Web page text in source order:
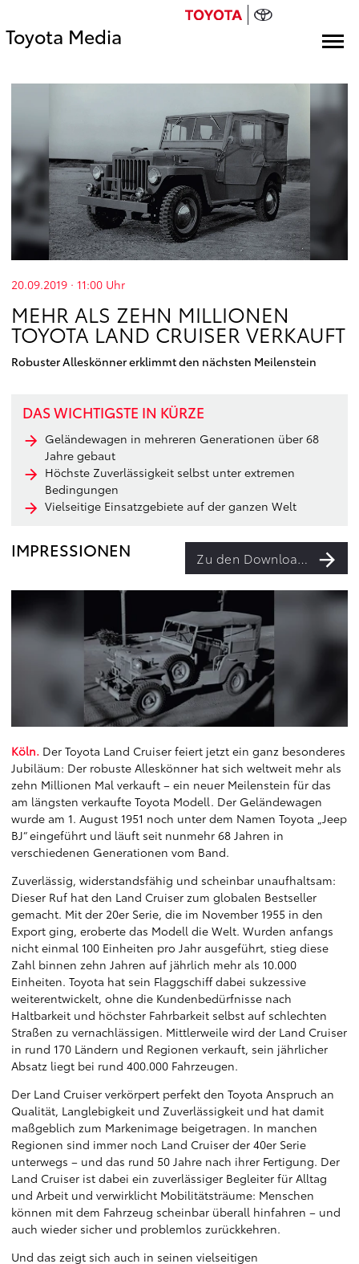
Toyota Media
20.09.2019 · 11:00 Uhr
MEHR ALS ZEHN MILLIONEN
TOYOTA LAND CRUISER VERKAUFT
Robuster Alleskönner erklimmt den nächsten Meilenstein
DAS WICHTIGSTE IN KÜRZE
Geländewagen in mehreren Generationen über 68
Jahre gebaut
Höchste Zuverlässigkeit selbst unter extremen
Bedingungen
Vielseitige Einsatzgebiete auf der ganzen Welt
IMPRESSIONEN Zu den Downloads
Köln. Der Toyota Land Cruiser feiert jetzt ein ganz besonderes
Jubiläum: Der robuste Alleskönner hat sich weltweit mehr als
zehn Millionen Mal verkauft – ein neuer Meilenstein für das
am längsten verkaufte Toyota Modell. Der Geländewagen
wurde am 1. August 1951 noch unter dem Namen Toyota „Jeep
BJ“ eingeführt und läuft seit nunmehr 68 Jahren in
verschiedenen Generationen vom Band.
Zuverlässig, widerstandsfähig und scheinbar unaufhaltsam:
Dieser Ruf hat den Land Cruiser zum globalen Bestseller
gemacht. Mit der 20er Serie, die im November 1955 in den
Export ging, eroberte das Modell die Welt. Wurden anfangs
nicht einmal 100 Einheiten pro Jahr ausgeführt, stieg diese
Zahl binnen zehn Jahren auf jährlich mehr als 10.000
Einheiten. Toyota hat sein Flaggschiff dabei sukzessive
weiterentwickelt, ohne die Kundenbedürfnisse nach
Haltbarkeit und höchster Fahrbarkeit selbst auf schlechten
Straßen zu vernachlässigen. Mittlerweile wird der Land Cruiser
in rund 170 Ländern und Regionen verkauft, sein jährlicher
Absatz liegt bei rund 400.000 Fahrzeugen.
Der Land Cruiser verkörpert perfekt den Toyota Anspruch an
Qualität, Langlebigkeit und Zuverlässigkeit und hat damit
maßgeblich zum Markenimage beigetragen. In manchen
Regionen sind immer noch Land Cruiser der 40er Serie
unterwegs – und das rund 50 Jahre nach ihrer Fertigung. Der
Land Cruiser ist dabei ein zuverlässiger Begleiter für Alltag
und Arbeit und verwirklicht Mobilitätsträume: Menschen
können mit dem Fahrzeug scheinbar überall hinfahren – und
auch wieder sicher und problemlos zurückkehren.
Und das zeigt sich auch in seinen vielseitigen